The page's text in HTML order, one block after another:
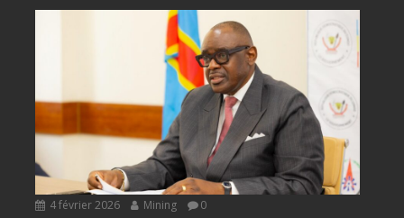
4 février 2026 Mining 0